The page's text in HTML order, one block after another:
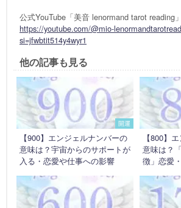
公式YouTube「美音 lenormand tarot reading」
https://youtube.com/@mio-
si=jfwbtit514y4wyr1
他の記事も見る
開運
【900】エンジェルナンバーの
意味は？宇宙からのサポートが
入る・恋愛や仕事への影響
【800】
意味は？
徴」恋愛